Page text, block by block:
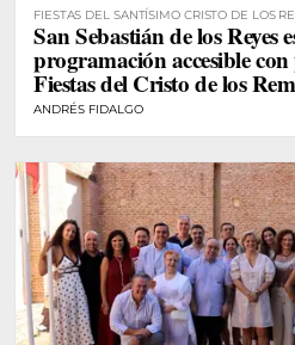
FIESTAS DEL SANTÍSIMO CRISTO DE LOS
San Sebastián de los Reyes
programación accesible
Fiestas del Cristo de los
ANDRÉS FIDALGO